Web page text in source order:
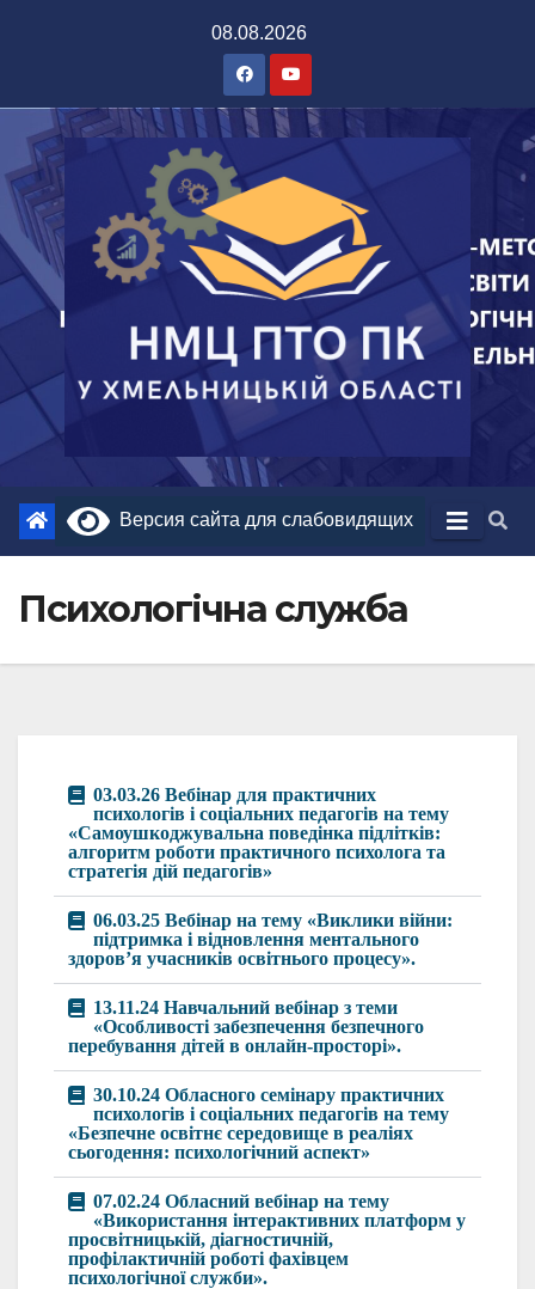
08.08.2026
Версия сайта для слабовидящих
Психологічна служба
03.03.26 Вебінар для практичних
психологів і соціальних педагогів на тему
«Самоушкоджувальна поведінка підлітків:
алгоритм роботи практичного психолога та
стратегія дій педагогів»
06.03.25 Вебінар на тему «Виклики війни:
підтримка і відновлення ментального
здоров’я учасників освітнього процесу».
13.11.24 Навчальний вебінар з теми
«Особливості забезпечення безпечного
перебування дітей в онлайн-просторі».
30.10.24 Обласного семінару практичних
психологів і соціальних педагогів на тему
«Безпечне освітнє середовище в реаліях
сьогодення: психологічний аспект»
07.02.24 Обласний вебінар на тему
«Використання інтерактивних платформ у
просвітницькій, діагностичній,
профілактичній роботі фахівцем
психологічної служби».